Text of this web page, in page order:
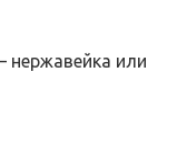
нержавейка или